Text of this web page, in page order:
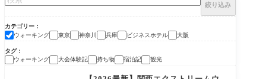
絞り込み
カテゴリー
ウォーキング
東京 神奈川 兵庫 ビジネスホテル 大阪
タグ
ウォーキング
大会体験記 持ち物 宿泊記 観光